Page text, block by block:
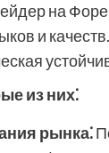
на
и
из них⁚
рынка⁚